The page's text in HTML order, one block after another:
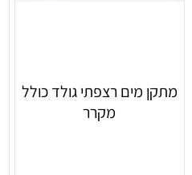
מתקן מים רצפתי גולד כולל
מקרר